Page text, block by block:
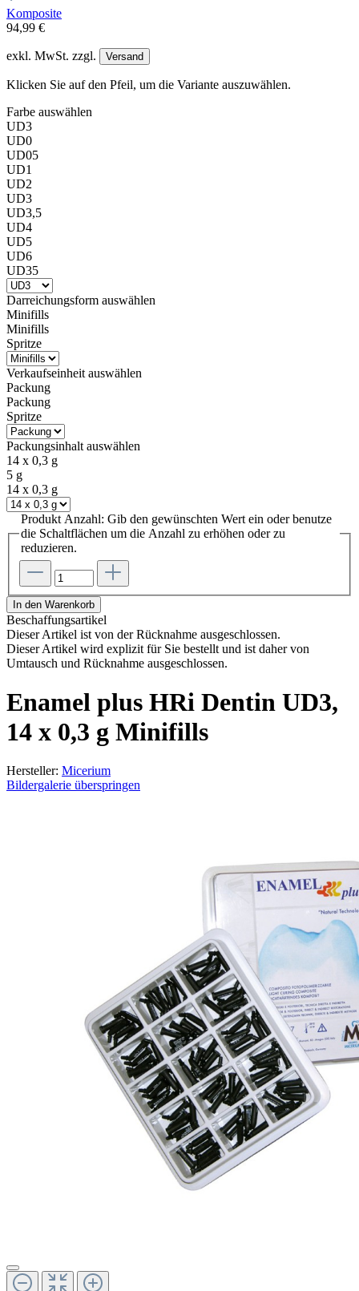
Komposite
94,99 €
exkl. MwSt. zzgl. Versand
Klicken Sie auf den Pfeil, um die Variante auszuwählen.
Farbe auswählen
UD3
UD0
UD05
UD1
UD2
UD3
UD3,5
UD4
UD5
UD6
UD35
Darreichungsform auswählen
Minifills
Minifills
Spritze
Verkaufseinheit auswählen
Packung
Packung
Spritze
Packungsinhalt auswählen
14 x 0,3 g
5 g
14 x 0,3 g
Produkt Anzahl: Gib den gewünschten Wert ein oder benutze
die Schaltflächen um die Anzahl zu erhöhen oder zu
reduzieren.
In den Warenkorb
Beschaffungsartikel
Dieser Artikel ist von der Rücknahme ausgeschlossen.
Dieser Artikel wird explizit für Sie bestellt und ist daher von
Umtausch und Rücknahme ausgeschlossen.
Enamel plus HRi Dentin UD3,
14 x 0,3 g Minifills
Hersteller: Micerium
Bildergalerie überspringen